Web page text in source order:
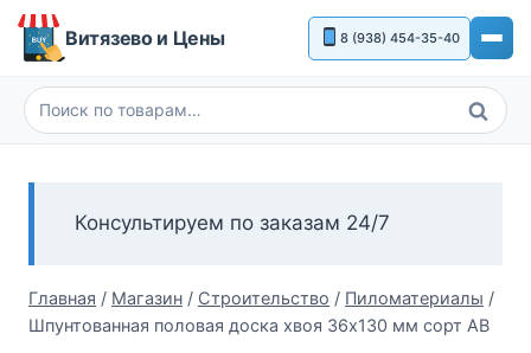
Перейти
Витязево и Цены 8 (938) 454-35-40
Искать:
Поиск
Консультируем по заказам 24/7
Главная / Магазин / Строительство / Пиломатериалы /
Шпунтованная половая доска хвоя 36х130 мм сорт АВ